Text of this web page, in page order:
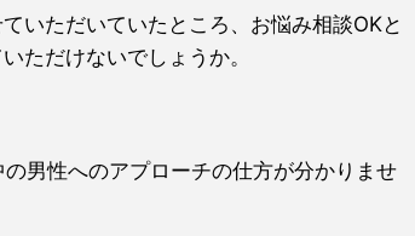
いただいていたところ、お悩み相談OKと
ただけないでしょうか。
男性へのアプローチの仕方が分かりませ